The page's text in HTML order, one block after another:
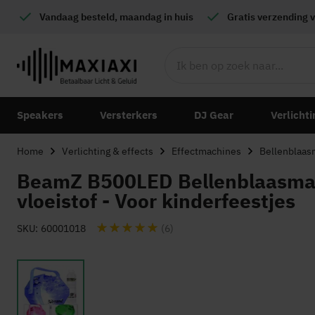
Vandaag besteld, maandag in huis Gratis verzending
Speakers Versterkers DJ Gear
Home Verlichting & effects Effectmachines
BeamZ B500LED
vloeistof - Voor kinderfeestjes
SKU 60001018 Waardering: (6)
naar
het